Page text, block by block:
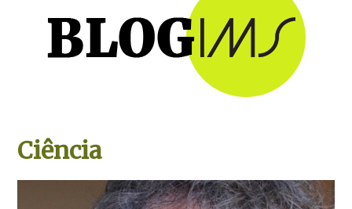
Ciência